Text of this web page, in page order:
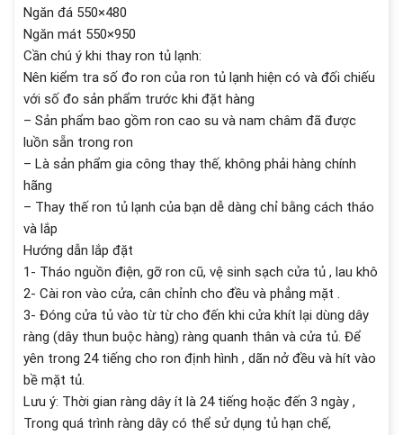
Ngăn đá 550×480
Ngăn mát 550×950
Cần chú ý khi thay ron tủ lạnh:
Nên kiểm tra số đo ron của ron tủ lạnh hiện có và đối chiếu
với số đo sản phẩm trước khi đặt hàng
– Sản phẩm bao gồm ron cao su và nam châm đã được
luồn sẵn trong ron
– Là sản phẩm gia công thay thế, không phải hàng chính
hãng
– Thay thế ron tủ lạnh của bạn dễ dàng chỉ bằng cách tháo
và lắp
Hướng dẫn lắp đặt
1- Tháo nguồn điện, gỡ ron cũ, vệ sinh sạch cửa tủ , lau khô
2- Cài ron vào cửa, cân chỉnh cho đều và phẳng mặt .
3- Đóng cửa tủ vào từ từ cho đến khi cửa khít lại dùng dây
ràng (dây thun buộc hàng) ràng quanh thân và cửa tủ. Để
yên trong 24 tiếng cho ron định hình , dãn nở đều và hít vào
bề mặt tủ.
Lưu ý: Thời gian ràng dây ít là 24 tiếng hoặc đến 3 ngày ,
Trong quá trình ràng dây có thể sử dụng tủ hạn chế,